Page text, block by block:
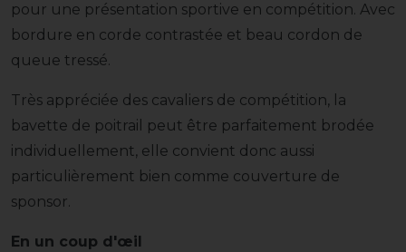
pour une présentation sportive en compétition. Avec
bordure en corde contrastée et beau cordon de
queue tressé.
Très appréciée des cavaliers de compétition, la
bavette de poitrail peut être parfaitement brodée
individuellement, elle convient donc aussi
particulièrement bien comme couverture de
sponsor.
En un coup d'œil